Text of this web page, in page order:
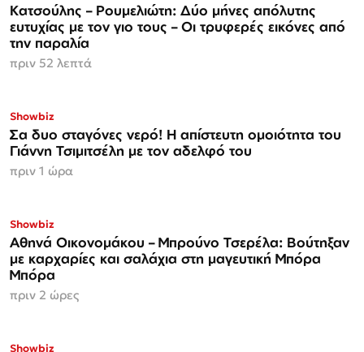
Κατσούλης – Ρουμελιώτη: Δύο μήνες απόλυτης
ευτυχίας με τον γιο τους – Οι τρυφερές εικόνες από
την παραλία
πριν 52 λεπτά
Showbiz
Σα δυο σταγόνες νερό! Η απίστευτη ομοιότητα του
Γιάννη Τσιμιτσέλη με τον αδελφό του
πριν 1 ώρα
Showbiz
Αθηνά Οικονομάκου – Μπρούνο Τσερέλα: Βούτηξαν
με καρχαρίες και σαλάχια στη μαγευτική Μπόρα
Μπόρα
πριν 2 ώρες
Showbiz